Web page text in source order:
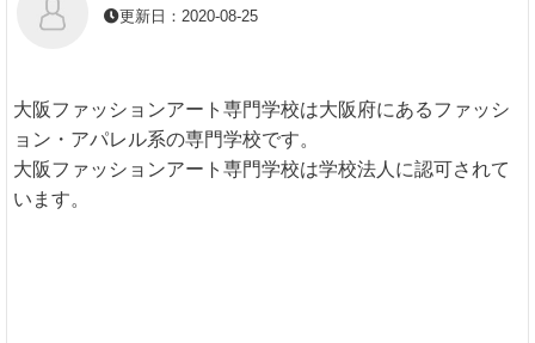
更新日：2020-08-25
大阪ファッションアート専門学校は大阪府にあるファッシ
ョン・アパレル系の専門学校です。
大阪ファッションアート専門学校は学校法人に認可されて
います。